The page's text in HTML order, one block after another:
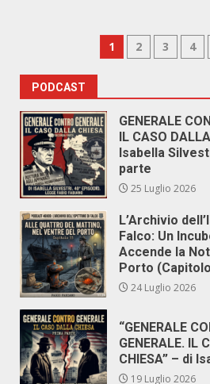
articoli
1 2 3 4
PODCAST
GENERALE
IL CASO
Isabella
parte
25 Luglio 2026
L’Archivio
Falco: Un
Accende la
Porto
24 Luglio 2026
“GENERALE
GENERALE. IL
CHIESA” – di
19 Luglio 2026